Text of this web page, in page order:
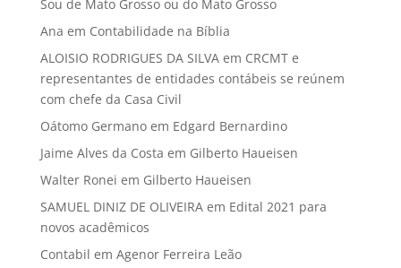
Sou de Mato Grosso ou do Mato Grosso
Ana em Contabilidade na Bíblia
ALOISIO RODRIGUES DA SILVAem CRCMT e
representantes de entidades contábeis se reúnem
com chefe da Casa Civil
Oátomo Germanoem Edgard Bernardino
Jaime Alves da Costa em Gilberto Haueisen
Walter Ronei em Gilberto Haueisen
SAMUEL DINIZ DE OLIVEIRAem Edital 2021 para
novos acadêmicos
Contabil em Agenor Ferreira Leão